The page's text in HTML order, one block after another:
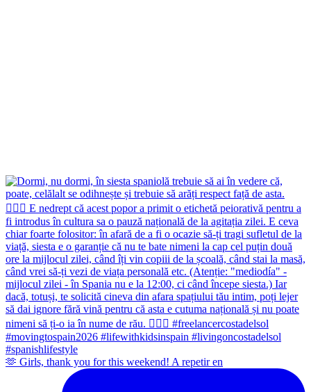
🫶 Girls, thank you for this weekend! A repetir en